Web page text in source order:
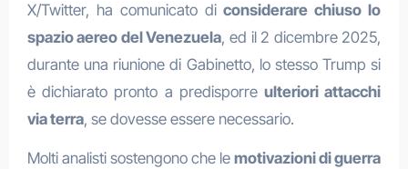
X/Twitter, ha comunicato diconsiderare chiuso lo
spazio aereo del Venezuela, ed il 2 dicembre 2025,
durante una riunione di Gabinetto, lo stesso Trump si
è dichiarato pronto a predisporre ulteriori attacchi
via terra, se dovesse essere necessario.
Molti analisti sostengono che lemotivazioni di guerra